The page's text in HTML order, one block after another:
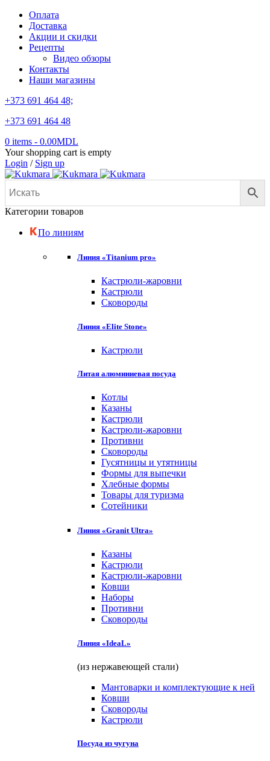
Оплата
Доставка
Акции и скидки
Рецепты
Видео обзоры
Контакты
Наши магазины
+373 691 464 48;
+373 691 464 48
0 items - 0.00MDL
Your shopping cart is empty
Login / Sign up
Категории товаров
По линиям
Линия «Titanium pro»
Кастрюли-жаровни
Кастрюли
Сковороды
Линия «Elite Stone»
Кастрюли
Литая алюминиевая посуда
Котлы
Казаны
Кастрюли
Кастрюли-жаровни
Противни
Сковороды
Гусятницы и утятницы
Формы для выпечки
Хлебные формы
Товары для туризма
Сотейники
Линия «Granit Ultra»
Казаны
Кастрюли
Кастрюли-жаровни
Ковши
Наборы
Противни
Сковороды
Линия «IdeaL»
(из нержавеющей стали)
Мантоварки и комплектующие к ней
Ковши
Сковороды
Кастрюли
Посуда из чугуна